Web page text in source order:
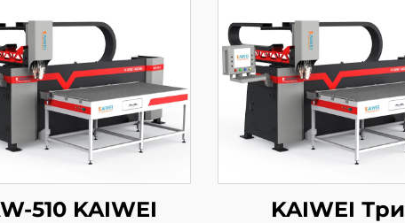
510 KAIWEI
KAIWEI Три